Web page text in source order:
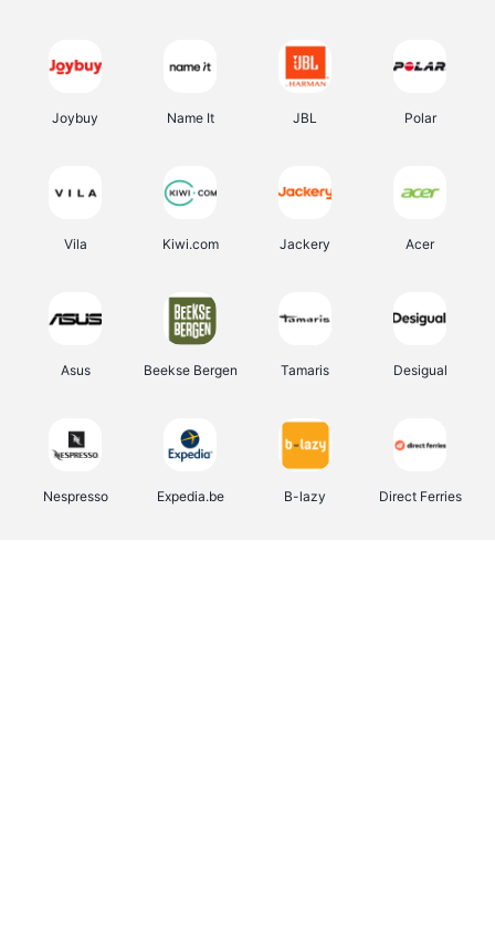
Joybuy Name It JBL Polar
Vila Kiwi.com Jackery Acer
Asus Beekse Bergen Tamaris Desigual
Nespresso Expedia.be B-lazy Direct Ferries